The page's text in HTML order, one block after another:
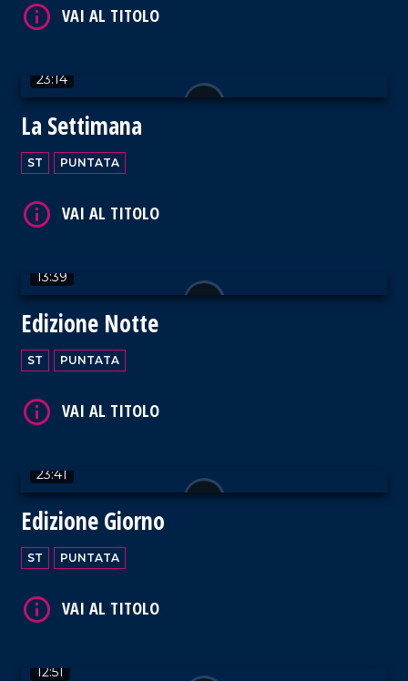
23:14
La Settimana
ST PUNTATA
13:39
Edizione Notte
ST PUNTATA
23:41
Edizione Giorno
ST PUNTATA
12:51
VAI AL TITOLO
VAI AL TITOLO
VAI AL TITOLO
VAI AL TITOLO